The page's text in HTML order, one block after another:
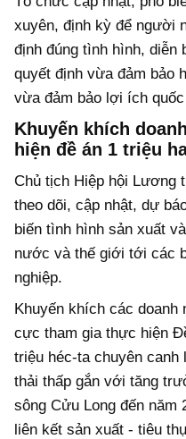
xuyên, định kỳ để người
định đúng tình hình,
quyết định vừa đảm bảo
vừa đảm bảo lợi ích
Khuyến khích
hiện đề án 1 triệu
Chủ tịch Hiệp hội Lương
theo dõi, cập nhật, dự
biến tình hình sản xuất
nước và thế giới tới các
nghiệp.
Khuyến khích các doanh
cực tham gia thực hiện
triệu héc-ta chuyên
thải thấp gắn với tăng
sông Cửu Long đến năm
liên kết sản xuất - tiêu